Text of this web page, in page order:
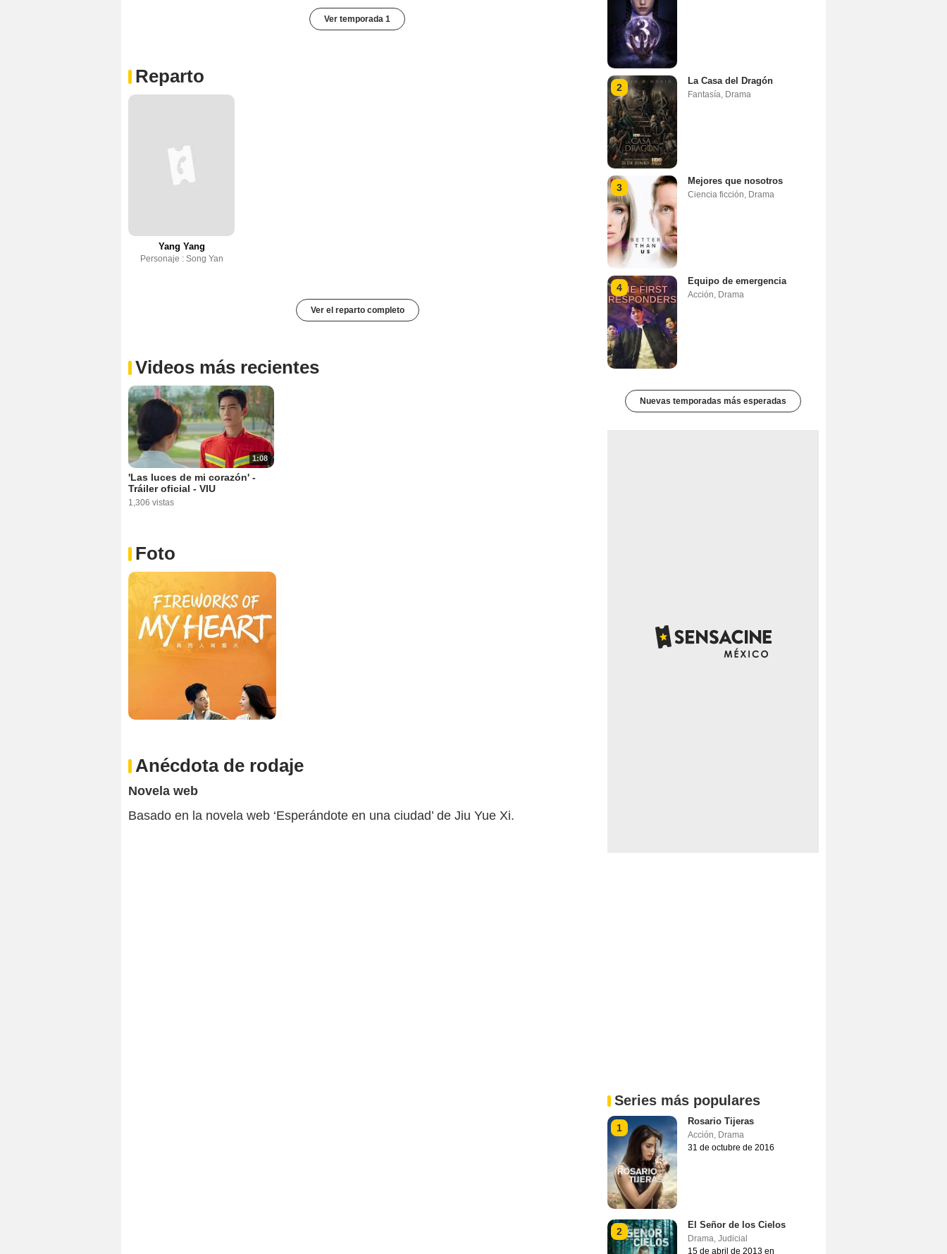
Ver temporada 1
Reparto
Yang Yang
Personaje : Song Yan
Ver el reparto completo
Videos más recientes
1:08
'Las luces de mi corazón' -
Tráiler oficial - VIU
1,306 vistas
Foto
Anécdota de rodaje
Novela web
Basado en la novela web ‘Esperándote en una ciudad’ de Jiu Yue Xi.
2
La Casa del Dragón
Fantasía, Drama
3
Mejores que nosotros
Ciencia ficción, Drama
4
Equipo de emergencia
Acción, Drama
Nuevas temporadas más esperadas
Series más populares
1
Rosario Tijeras
Acción, Drama
31 de octubre de 2016
2
El Señor de los Cielos
Drama, Judicial
15 de abril de 2013 en